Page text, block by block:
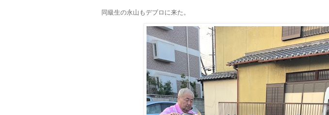
同級生の永山もデブロに来た。